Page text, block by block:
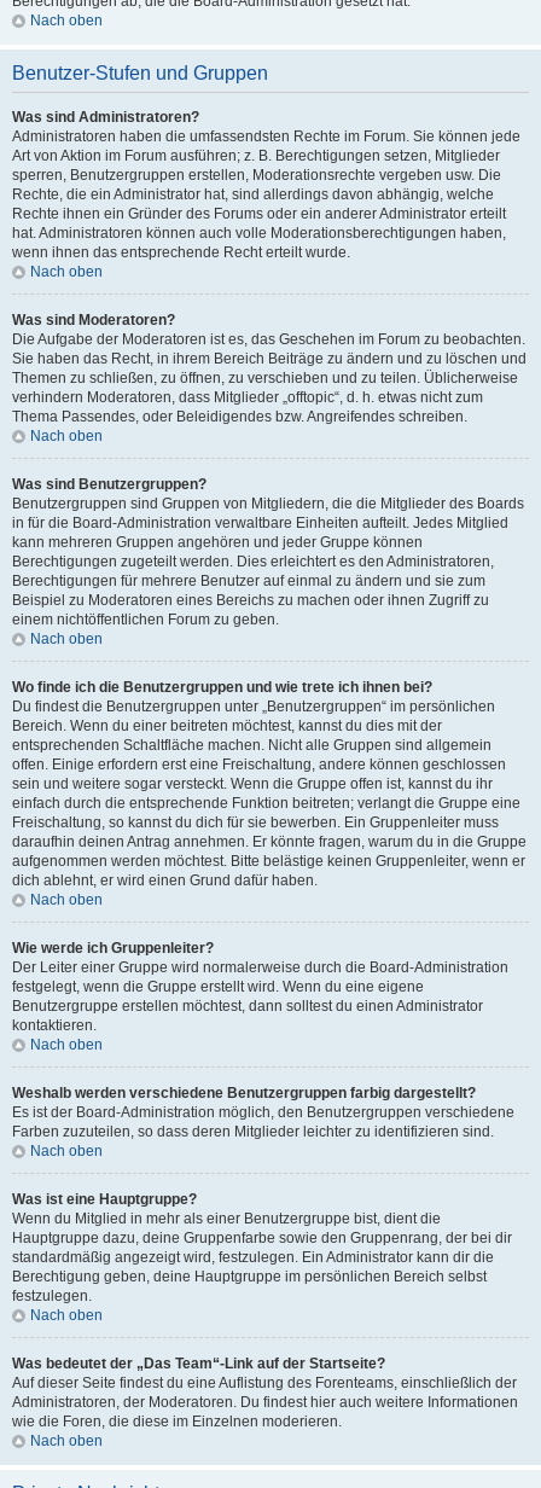
Nach oben
Benutzer-Stufen und Gruppen
Was sind Administratoren?
Administratoren haben die umfassendsten Rechte im Forum. Sie können jede
Art von Aktion im Forum ausführen; z. B. Berechtigungen setzen, Mitglieder
sperren, Benutzergruppen erstellen, Moderationsrechte vergeben usw. Die
Rechte, die ein Administrator hat, sind allerdings davon abhängig, welche
Rechte ihnen ein Gründer des Forums oder ein anderer Administrator erteilt
hat. Administratoren können auch volle Moderationsberechtigungen haben,
wenn ihnen das entsprechende Recht erteilt wurde.
Nach oben
Was sind Moderatoren?
Die Aufgabe der Moderatoren ist es, das Geschehen im Forum zu beobachten.
Sie haben das Recht, in ihrem Bereich Beiträge zu ändern und zu löschen und
Themen zu schließen, zu öffnen, zu verschieben und zu teilen. Üblicherweise
verhindern Moderatoren, dass Mitglieder „offtopic“, d. h. etwas nicht zum
Thema Passendes, oder Beleidigendes bzw. Angreifendes schreiben.
Nach oben
Was sind Benutzergruppen?
Benutzergruppen sind Gruppen von Mitgliedern, die die Mitglieder des Boards
in für die Board-Administration verwaltbare Einheiten aufteilt. Jedes Mitglied
kann mehreren Gruppen angehören und jeder Gruppe können
Berechtigungen zugeteilt werden. Dies erleichtert es den Administratoren,
Berechtigungen für mehrere Benutzer auf einmal zu ändern und sie zum
Beispiel zu Moderatoren eines Bereichs zu machen oder ihnen Zugriff zu
einem nichtöffentlichen Forum zu geben.
Nach oben
Wo finde ich die Benutzergruppen und wie trete ich ihnen bei?
Du findest die Benutzergruppen unter „Benutzergruppen“ im persönlichen
Bereich. Wenn du einer beitreten möchtest, kannst du dies mit der
entsprechenden Schaltfläche machen. Nicht alle Gruppen sind allgemein
offen. Einige erfordern erst eine Freischaltung, andere können geschlossen
sein und weitere sogar versteckt. Wenn die Gruppe offen ist, kannst du ihr
einfach durch die entsprechende Funktion beitreten; verlangt die Gruppe eine
Freischaltung, so kannst du dich für sie bewerben. Ein Gruppenleiter muss
daraufhin deinen Antrag annehmen. Er könnte fragen, warum du in die Gruppe
aufgenommen werden möchtest. Bitte belästige keinen Gruppenleiter, wenn er
dich ablehnt, er wird einen Grund dafür haben.
Nach oben
Wie werde ich Gruppenleiter?
Der Leiter einer Gruppe wird normalerweise durch die Board-Administration
festgelegt, wenn die Gruppe erstellt wird. Wenn du eine eigene
Benutzergruppe erstellen möchtest, dann solltest du einen Administrator
kontaktieren.
Nach oben
Weshalb werden verschiedene Benutzergruppen farbig dargestellt?
Es ist der Board-Administration möglich, den Benutzergruppen verschiedene
Farben zuzuteilen, so dass deren Mitglieder leichter zu identifizieren sind.
Nach oben
Was ist eine Hauptgruppe?
Wenn du Mitglied in mehr als einer Benutzergruppe bist, dient die
Hauptgruppe dazu, deine Gruppenfarbe sowie den Gruppenrang, der bei dir
standardmäßig angezeigt wird, festzulegen. Ein Administrator kann dir die
Berechtigung geben, deine Hauptgruppe im persönlichen Bereich selbst
festzulegen.
Nach oben
Was bedeutet der „Das Team“-Link auf der Startseite?
Auf dieser Seite findest du eine Auflistung des Forenteams, einschließlich der
Administratoren, der Moderatoren. Du findest hier auch weitere Informationen
wie die Foren, die diese im Einzelnen moderieren.
Nach oben